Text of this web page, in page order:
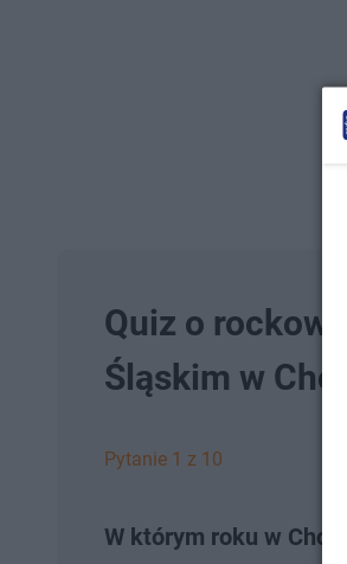
Quiz o
Śląskim w
Pytanie 1 z 10
W którym roku w